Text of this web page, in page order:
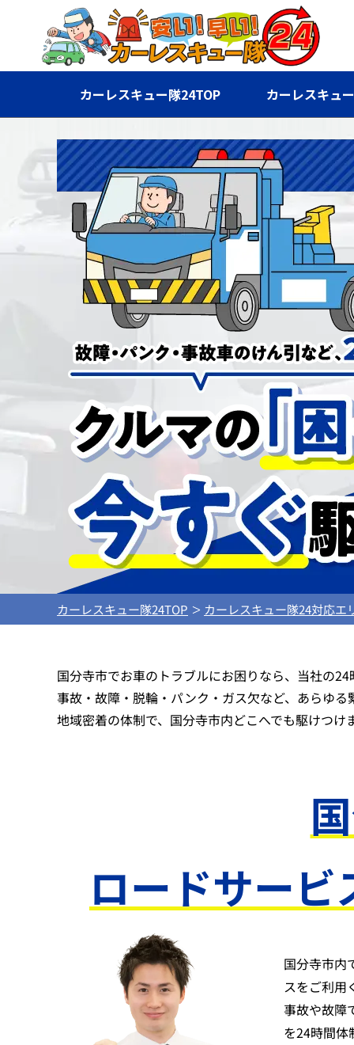
カーレスキュー隊24TOP カーレスキュ
カーレスキュー隊24TOP カーレスキュー隊24対応エ
国分寺市でお車のトラブルにお困りなら、当社の
事故・故障・脱輪・パンク・ガス欠など、あらゆ
地域密着の体制で、国分寺市内どこへでも駆けつけ
ロードサービ
国分寺市内
スをご利用
事故や故障
を24時間体